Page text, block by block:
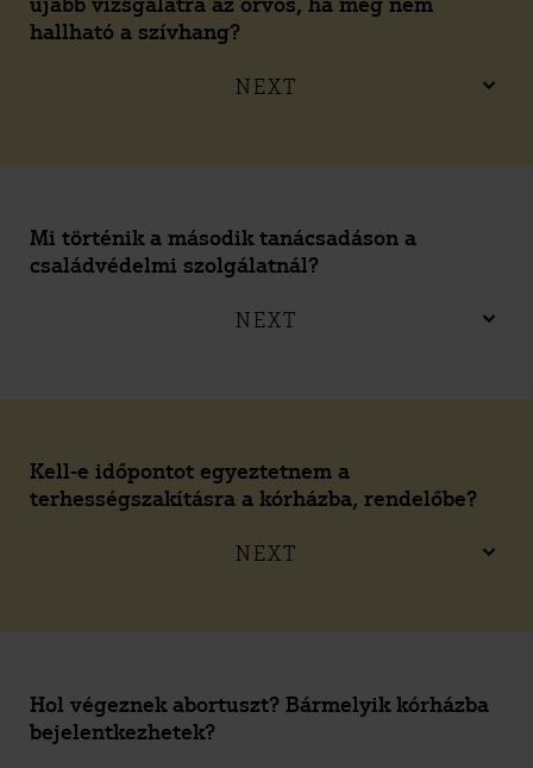
hallható a szívhang?
NEXT
Mi történik a második tanácsadáson a
családvédelmi szolgálatnál?
NEXT
Kell-e időpontot egyeztetnem a
terhességszakításra a kórházba, rendelőbe?
NEXT
Hol végeznek abortuszt? Bármelyik kórházba
bejelentkezhetek?